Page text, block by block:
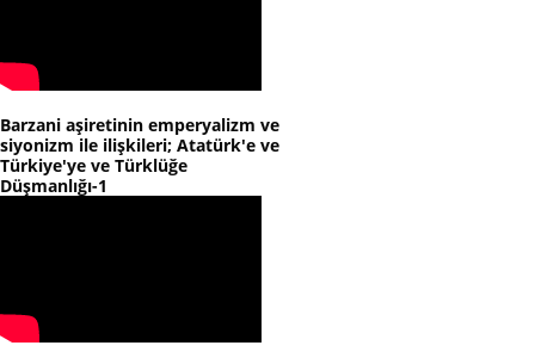
Barzani aşiretinin emperyalizm ve
siyonizm ile ilişkileri; Atatürk'e ve
Türkiye'ye ve Türklüğe
Düşmanlığı-1